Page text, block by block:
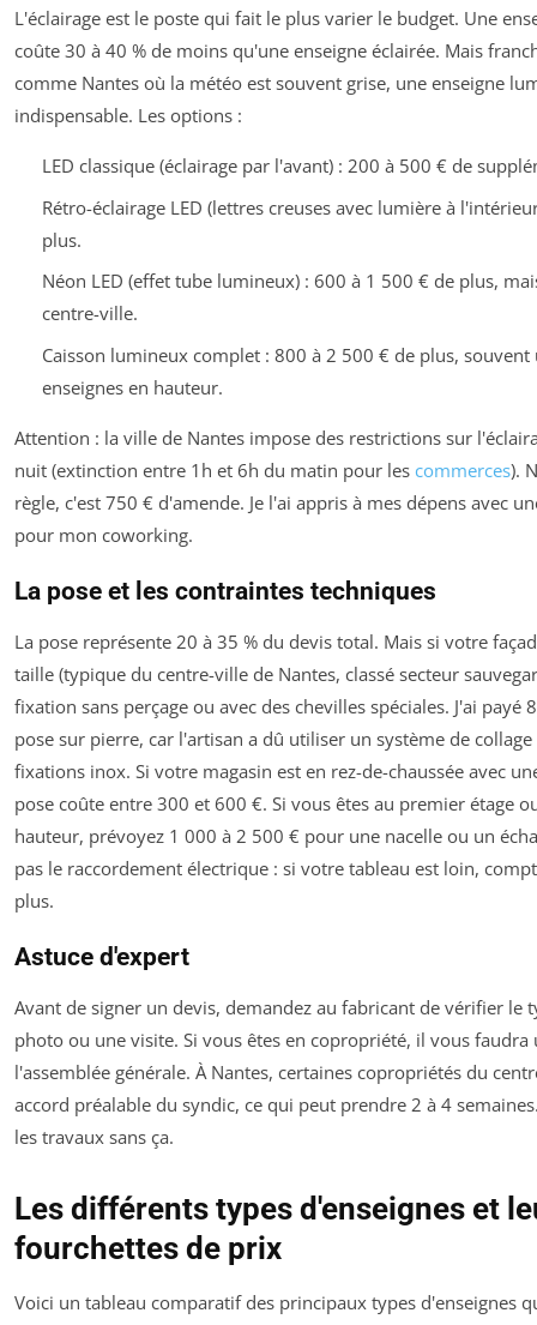
L'éclairage est le poste qui fait le plus varier le budget. Une
coûte 30 à 40 % de moins qu'une enseigne éclairée. Mais
comme Nantes où la météo est souvent grise, une enseigne
indispensable. Les options :
LED classique (éclairage par l'avant) : 200 à 500 € de
Rétro-éclairage LED (lettres creuses avec lumière à
plus.
Néon LED (effet tube lumineux) : 600 à 1 500 € de plus,
centre-ville.
Caisson lumineux complet : 800 à 2 500 € de plus,
enseignes en hauteur.
Attention : la ville de Nantes impose des restrictions sur
nuit (extinction entre 1h et 6h du matin pour les commerces).
règle, c'est 750 € d'amende. Je l'ai appris à mes dépens avec
pour mon coworking.
La pose et les contraintes techniques
La pose représente 20 à 35 % du devis total. Mais si votre
taille (typique du centre-ville de Nantes, classé secteur
fixation sans perçage ou avec des chevilles spéciales. J'ai payé
pose sur pierre, car l'artisan a dû utiliser un système de
fixations inox. Si votre magasin est en rez-de-chaussée avec
pose coûte entre 300 et 600 €. Si vous êtes au premier étage
hauteur, prévoyez 1 000 à 2 500 € pour une nacelle ou un
pas le raccordement électrique : si votre tableau est loin,
plus.
Astuce d'expert
Avant de signer un devis, demandez au fabricant de vérifier le
photo ou une visite. Si vous êtes en copropriété, il vous
l'assemblée générale. À Nantes, certaines copropriétés du
accord préalable du syndic, ce qui peut prendre 2 à 4
les travaux sans ça.
Les différents types d'enseignes et
fourchettes de prix
Voici un tableau comparatif des principaux types d'enseignes